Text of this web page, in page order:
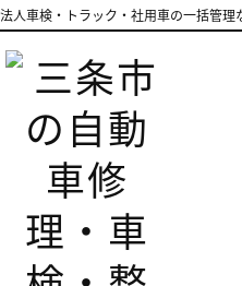
法人車検・トラック・社用車の一括管